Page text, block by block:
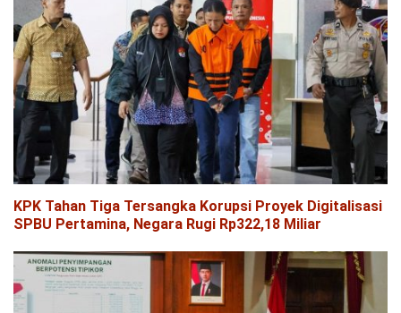
KPK Tahan Tiga Tersangka Korupsi Proyek Digitalisasi
SPBU Pertamina, Negara Rugi Rp322,18 Miliar